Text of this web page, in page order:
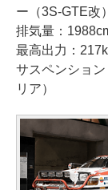
ー（3S-GTE改）
排気量：
最高出力：
サスペンショ
リア）